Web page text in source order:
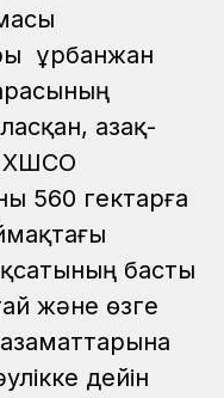
Құрбанжан
Қазақ-
ХШСО
560 гектарға
басты
және өзге
дейін